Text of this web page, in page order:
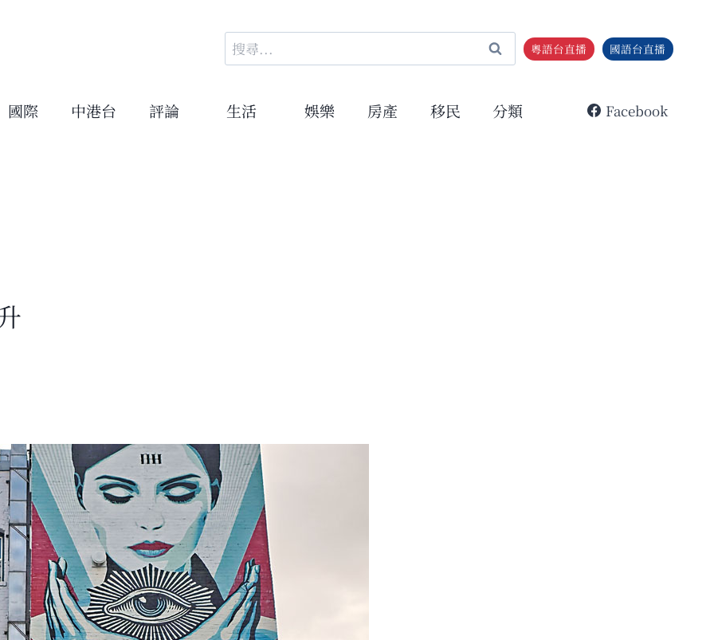
搜
尋
鍵
粵語台直播 國語台直播
國際 中港台 評論 生活 娛樂 房產 移民 分類 Facebook